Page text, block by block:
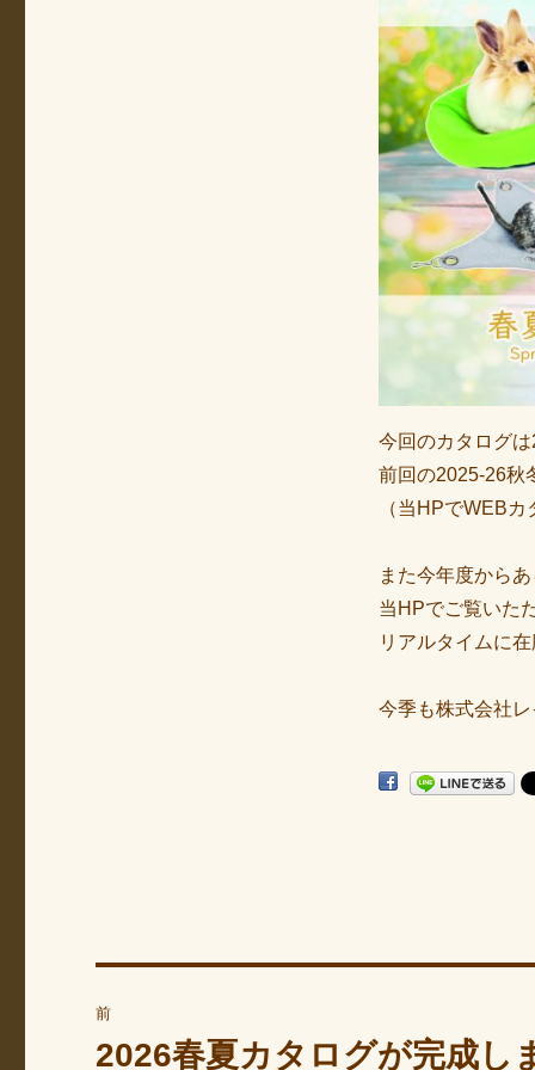
今回のカタログ
前回の2025-26秋
（当HPでWEBカ
また今年度から
当HPでご覧いた
リアルタイムに
今季も株式会社レ
稿
前
過
2026春夏カタログが完成し